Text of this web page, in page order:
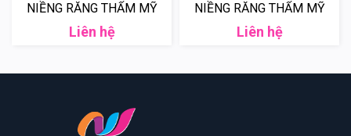
NIỀNG RĂNG THẨM MỸ
Liên hệ
NIỀNG RĂNG THẨM MỸ
Liên hệ